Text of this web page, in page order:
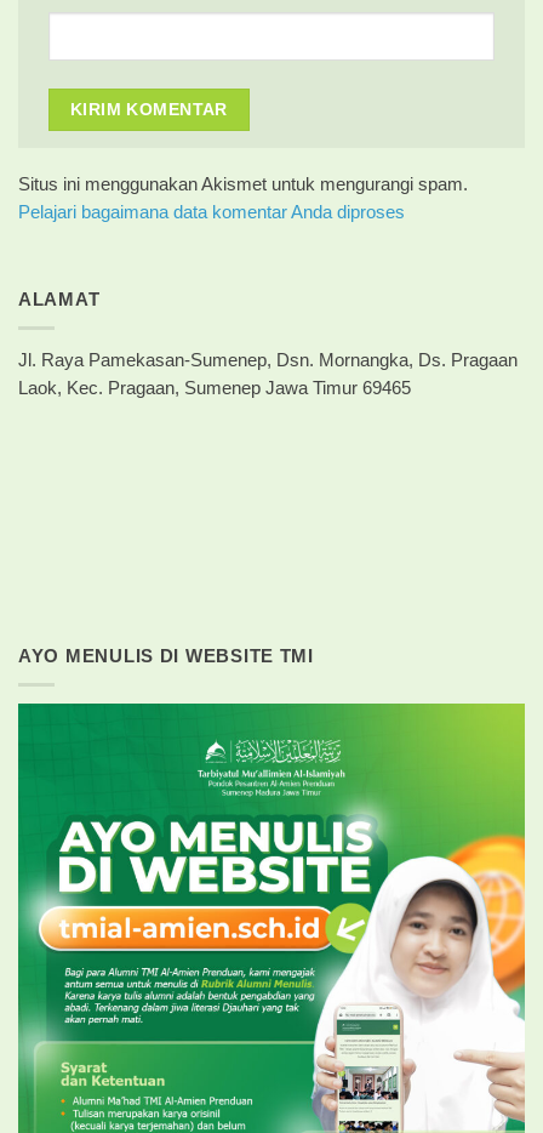
Situs ini menggunakan Akismet untuk mengurangi spam.
Pelajari bagaimana data komentar Anda diproses
ALAMAT
Jl. Raya Pamekasan-Sumenep, Dsn. Mornangka, Ds. Pragaan
Laok, Kec. Pragaan, Sumenep Jawa Timur 69465
AYO MENULIS DI WEBSITE TMI